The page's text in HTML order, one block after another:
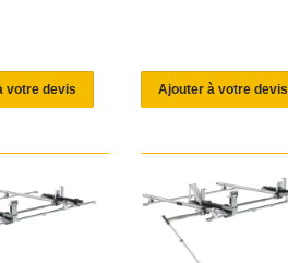
votre devis Ajouter à votre devis